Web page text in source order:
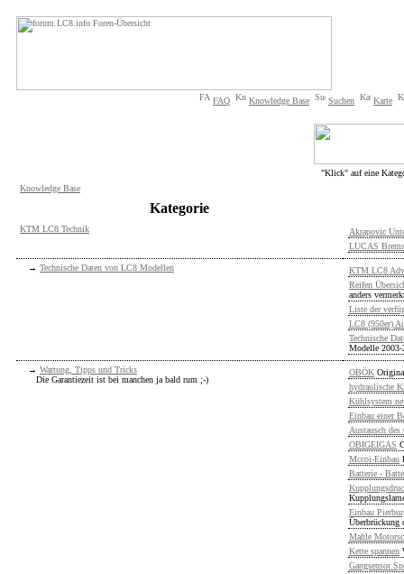
FAQ Knowledge Base Suchen Karte
"Klick" auf eine
Knowledge Base
Kategorie
KTM LC8 Technik
Akrapovic
LUCAS
→ Technische Daten von LC8 Modellen
KTM LC8
Reifen
anders
Liste der
LC8 (950er)
Technische
Modelle 2003-
→ Wartung, Tipps und Tricks
Die Garantiezeit ist bei manchen ja bald rum ;-)
OBÖK
hydraulische
Kühlsystem
Einbau einer
Austausch
OBIGEIGAS
Mccoi-Einbau
Batterie -
Einbau
Überbrückung
Mahle
Kette spannen
Gangsensor